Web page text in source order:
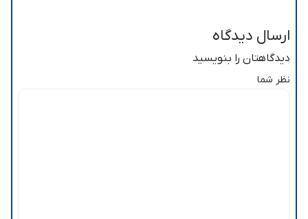
ارسال دیدگاه
دیدگاهتان را بنویسید
نظر شما